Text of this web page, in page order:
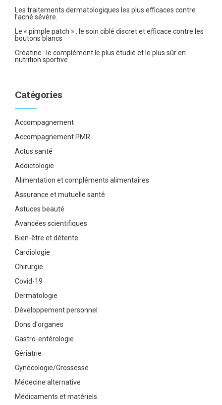
Les traitements dermatologiques les plus efficaces contre
l’acné sévère.
Le « pimple patch » : le soin ciblé discret et efficace contre les
boutons blancs
Créatine : le complément le plus étudié et le plus sûr en
nutrition sportive
Catégories
Accompagnement
Accompagnement PMR
Actus santé
Addictologie
Alimentation et compléments alimentaires
Assurance et mutuelle santé
Astuces beauté
Avancées scientifiques
Bien-être et détente
Cardiologie
Chirurgie
Covid-19
Dermatologie
Développement personnel
Dons d'organes
Gastro-entérologie
Gériatrie
Gynécologie/Grossesse
Médecine alternative
Médicaments et matériels